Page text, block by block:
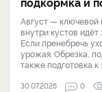
Август — ключевой
внутри кустов
Если пренебречь
урожая. Обрезка,
также подготовка к
30.07.2026 0